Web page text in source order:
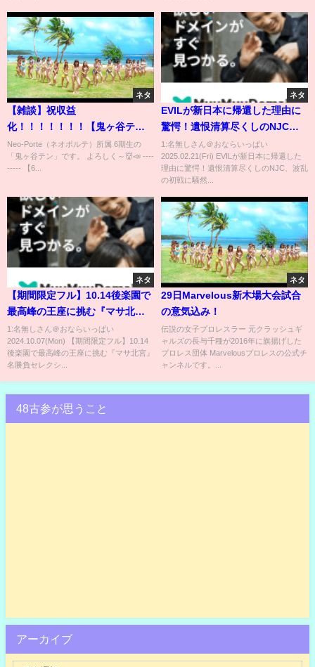
ネタ
【雑談】祝収益
化！！！！！！！【鬼ヶ谷テン/
ネオポルテ】
Neo-Porte（ネオポルテ）所属 6期生の
「鬼ヶ谷テン」です。 よろしく～👹📣 ----
----- 【6...
ネタ
EVILが新日本に帰還した理由に
驚愕！遺恨清算尽くしのNJC、
波乱の初戦に騒然！BULLET
CLUB内紛に新展開退団示唆のジ
ェフ・コブがWAR DOGSに電撃
本プロレス】
1:名無しさん＠おならいっぱい
2025.02.21(Fri) EVILが新日本に帰還した
理由に驚愕！遺恨清算尽くしのNJC、波乱
の初戦に騒然...
ネタ
【期間限定フル】10.14後楽園で
最高峰の王座に挑む『マサ北
宮』名勝負セレクション！新日
本プロレス・石井智宏 戦を特別
プレイバック！《10.14後楽園大
&ABEMAで無料生中継》
1:名無しさん＠おならいっぱい
2024.10.07(Mon) 【期間限定フル】10.14
後楽園で最高峰の王座に挑む『マサ北宮』
名勝負セレクシ...
ネタ
29日Marvelous新木場大会試合
の意気込み！
伝説の女子プロレスラー 元クラッシュギ
ャルズの長与千種が2016年に旗揚げした
プロレス団体 Marvelousプロレスの公式チ
ャンネルです。...
48古参が思うこと
アーカイブ